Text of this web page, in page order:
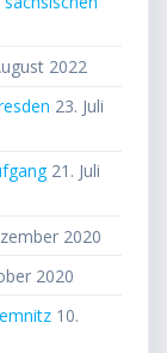
2022
23. Juli
21. Juli
2020
2020
10.